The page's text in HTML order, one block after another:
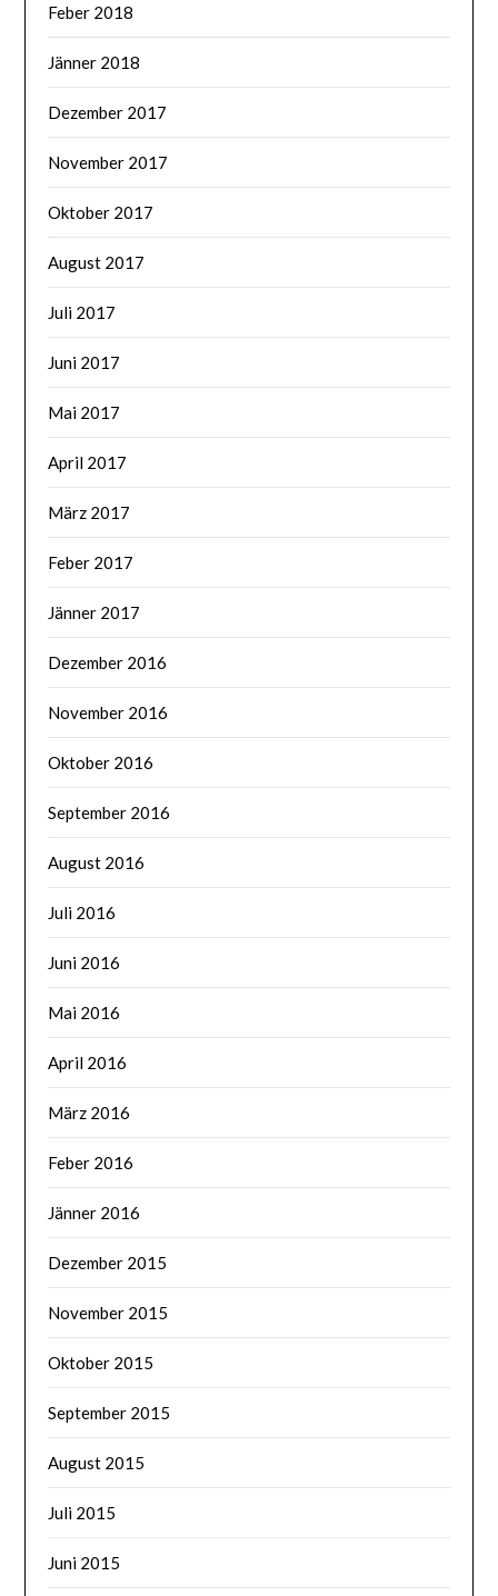
Feber 2018
Jänner 2018
Dezember 2017
November 2017
Oktober 2017
August 2017
Juli 2017
Juni 2017
Mai 2017
April 2017
März 2017
Feber 2017
Jänner 2017
Dezember 2016
November 2016
Oktober 2016
September 2016
August 2016
Juli 2016
Juni 2016
Mai 2016
April 2016
März 2016
Feber 2016
Jänner 2016
Dezember 2015
November 2015
Oktober 2015
September 2015
August 2015
Juli 2015
Juni 2015